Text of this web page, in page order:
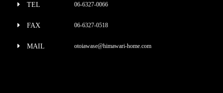
TEL 06-6327-0066
FAX 06-6327-0518
MAIL otoiawase@himawari-home.com